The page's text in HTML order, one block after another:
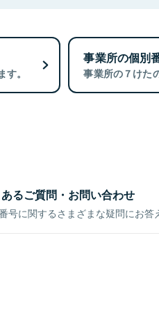
。
事業所の個別
事業所の７けた
るご質問・お問い合わせ
号に関するさまざまな疑問にお答